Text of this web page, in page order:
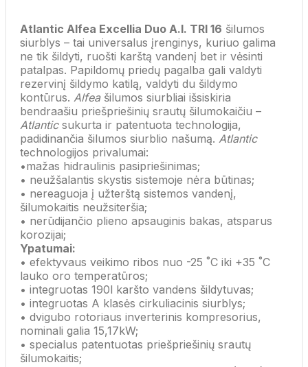
Atlantic Alfea Excellia Duo A.I. TRI 16 šilumos
siurblys – tai universalus įrenginys, kuriuo galima
ne tik šildyti, ruošti karštą vandenį bet ir vėsinti
patalpas. Papildomų priedų pagalba gali valdyti
rezervinį šildymo katilą, valdyti du šildymo
kontūrus. Alfeašilumos siurbliai išsiskiria
bendraašiu priešpriešinių srautų šilumokaičiu –
Atlanticsukurta ir patentuota technologija,
padidinančia šilumos siurblio našumą. Atlantic
technologijos privalumai:
•mažas hidraulinis pasipriešinimas;
• neužšalantis skystis sistemoje nėra būtinas;
• nereaguoja į užterštą sistemos vandenį,
šilumokaitis neužsiteršia;
• nerūdijančio plieno apsauginis bakas, atsparus
korozijai;
Ypatumai:
• efektyvaus veikimo ribos nuo -25 ˚C iki +35 ˚C
lauko oro temperatūros;
• integruotas 190l karšto vandens šildytuvas;
• integruotas A klasės cirkuliacinis siurblys;
• dvigubo rotoriaus inverterinis kompresorius,
nominali galia 15,17kW;
• specialus patentuotas priešpriešinių srautų
šilumokaitis;